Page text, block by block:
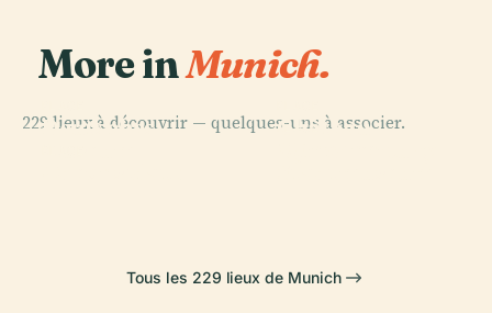
More inMunich.
229 lieux à découvrir — quelques-uns à associer.
Deutsches
Château
PLACE
Tous les 229 lieux de Munich